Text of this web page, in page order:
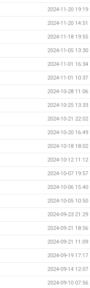
2024-11-20 19:19
2024-11-20 14:51
2024-11-18 19:55
2024-11-05 13:30
2024-11-01 16:34
2024-11-01 10:37
2024-10-28 11:06
2024-10-25 13:33
2024-10-21 22:02
2024-10-20 16:49
2024-10-18 18:02
2024-10-12 11:12
2024-10-07 19:57
2024-10-06 15:40
2024-10-05 10:50
2024-09-23 21:29
2024-09-21 18:56
2024-09-21 11:09
2024-09-19 17:17
2024-09-14 12:07
2024-09-10 07:56